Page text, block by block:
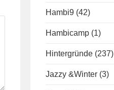
Hambi9 (42)
Hambicamp (1)
Hintergründe (237)
Jazzy &Winter (3)